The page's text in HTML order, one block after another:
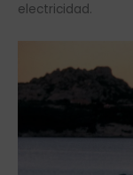
electricidad.